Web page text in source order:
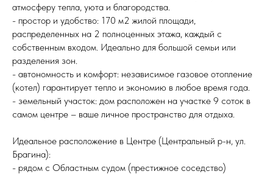
атмосферу тепла, уюта и благородства.
- простор и удобство: 170 м2 жилой площади,
распределенных на 2 полноценных этажа, каждый с
собственным входом. Идеально для большой семьи или
разделения зон.
- автономность и комфорт: независимое газовое отопление
(котел) гарантирует тепло и экономию в любое время года.
- земельный участок: дом расположен на участке 9 соток в
самом центре – ваше личное пространство для отдыха.
Идеальное расположение в Центре (Центральный р-н, ул.
Брагина):
- рядом с Областным судом (престижное соседство)